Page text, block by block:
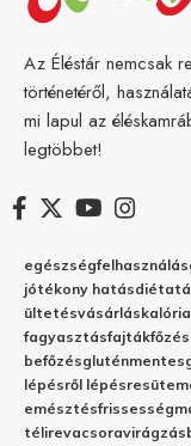
Az Éléstár nemcsak
történetéről,
mi lapul az
legtöbbet!
egészségfelhasználás
jótékony hatásdiéta
ültetésvásárláskalória
fagyasztásfajtákfőzés
befőzésgluténmentes
lépésről lépésre
emésztésfrissesség
télirevacsoravirágzás